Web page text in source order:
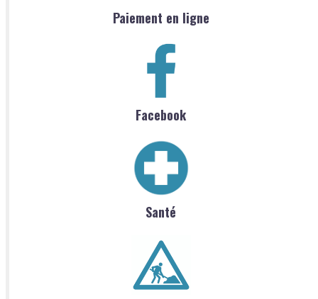
Paiement en ligne
Facebook
Santé